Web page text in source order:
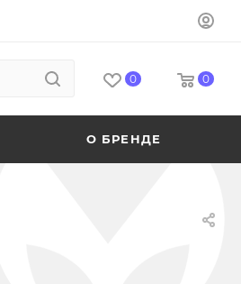
0 0
О БРЕНДЕ